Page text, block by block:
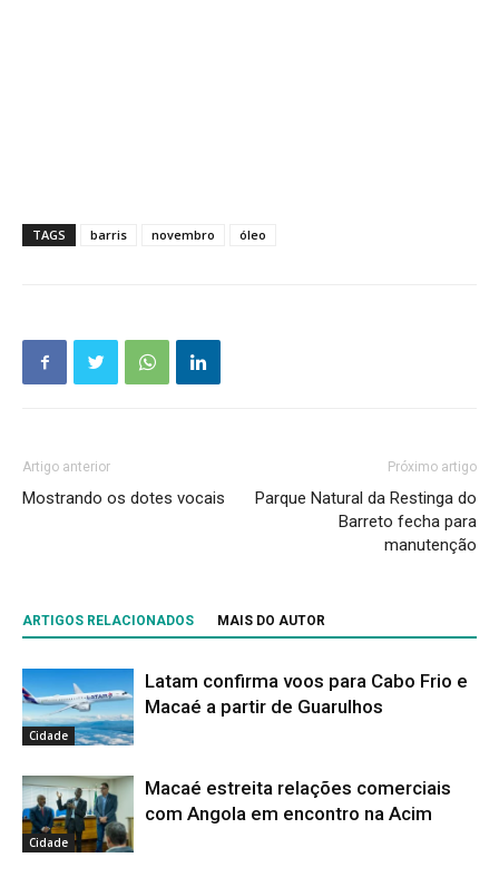
TAGS barris novembro óleo
Artigo anterior
Mostrando os dotes vocais
Próximo artigo
Parque Natural da Restinga do
Barreto fecha para
manutenção
ARTIGOS RELACIONADOS MAIS DO AUTOR
Cidade
Latam confirma voos para Cabo Frio e
Macaé a partir de Guarulhos
Cidade
Macaé estreita relações comerciais
com Angola em encontro na Acim